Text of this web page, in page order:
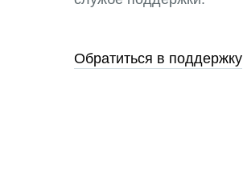
Обратиться в поддержку